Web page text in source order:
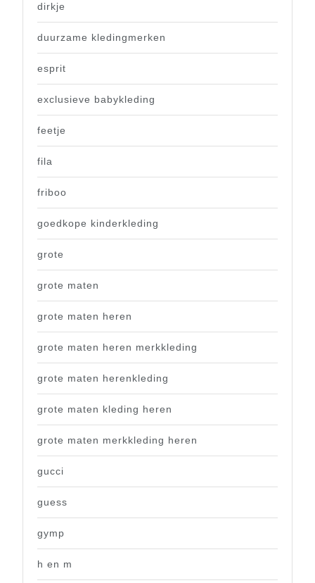
dirkje
duurzame kledingmerken
esprit
exclusieve babykleding
feetje
fila
friboo
goedkope kinderkleding
grote
grote maten
grote maten heren
grote maten heren merkkleding
grote maten herenkleding
grote maten kleding heren
grote maten merkkleding heren
gucci
guess
gymp
h en m